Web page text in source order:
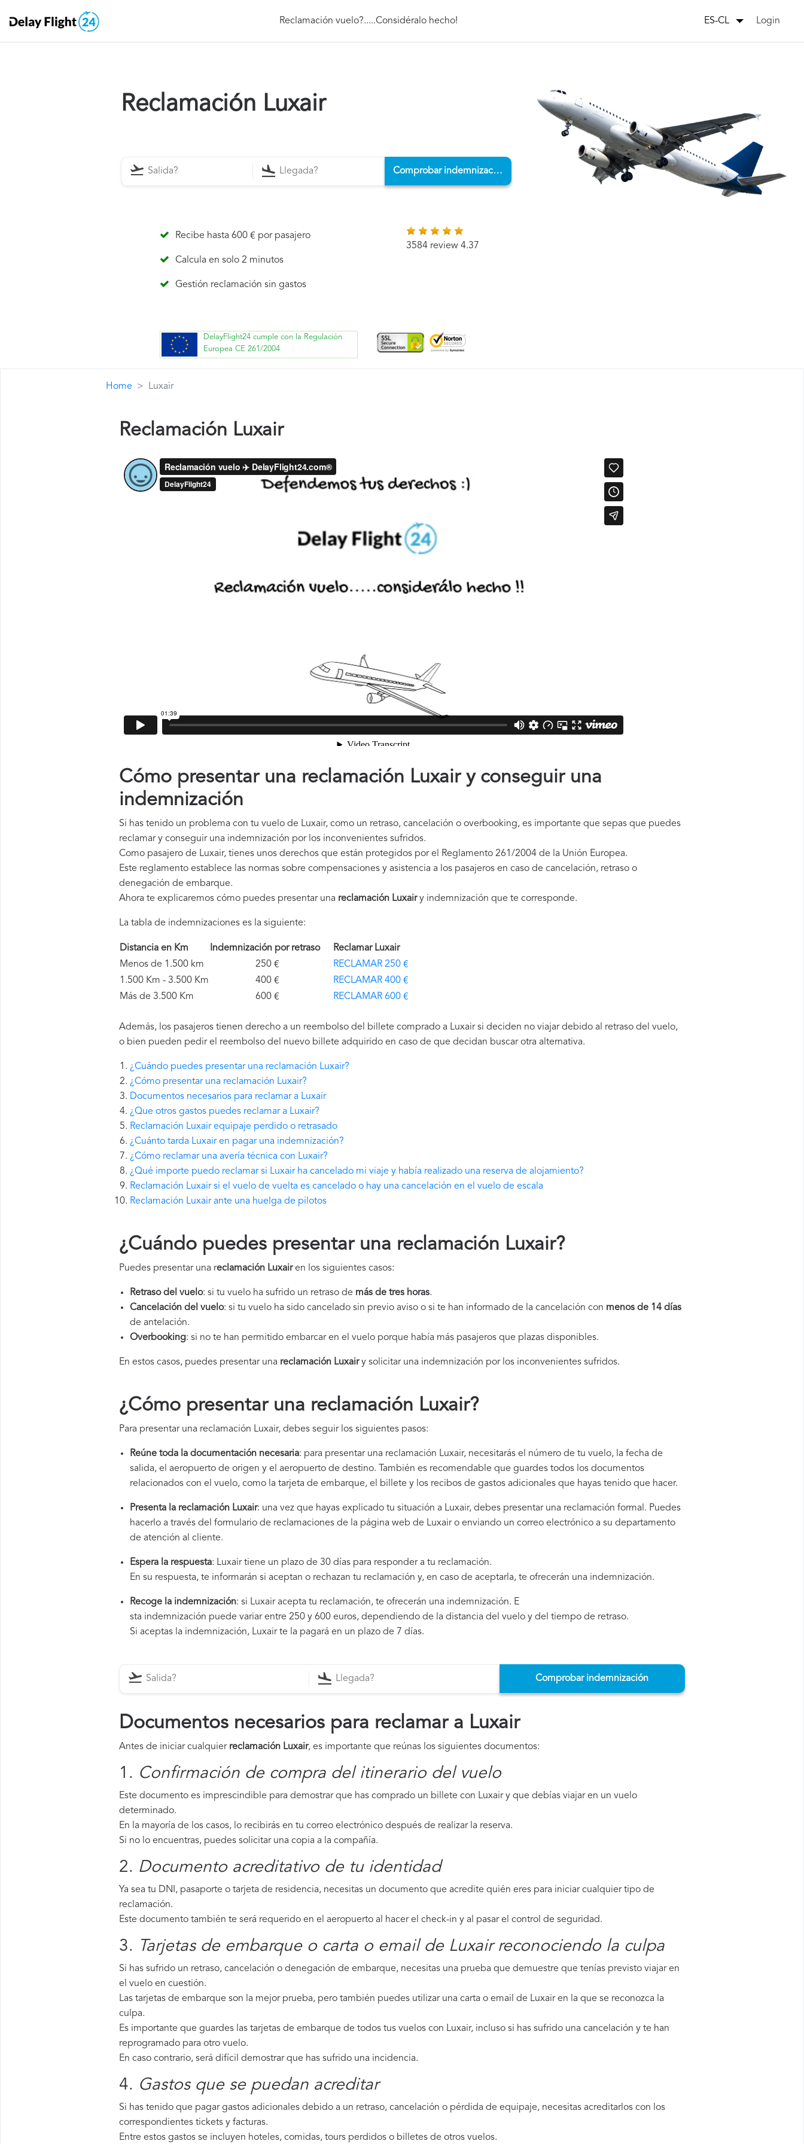
Reclamación vuelo?.....Considéralo hecho! ES-CL Login
Reclamación Luxair
Comprobar indemnización
Recibe hasta 600 € por pasajero
Calcula en solo 2 minutos
Gestión reclamación sin gastos
3584 review 4.37
DelayFlight24 cumple con la Regulación
Europea CE 261/2004
Home Luxair
Reclamación Luxair
Cómo presentar una reclamación Luxair y conseguir una
indemnización
Si has tenido un problema con tu vuelo de Luxair, como un retraso, cancelación o overbooking, es importante que sepas que puedes
reclamar y conseguir una indemnización por los inconvenientes sufridos.
Como pasajero de Luxair, tienes unos derechos que están protegidos por el Reglamento 261/2004 de la Unión Europea.
Este reglamento establece las normas sobre compensaciones y asistencia a los pasajeros en caso de cancelación, retraso o
denegación de embarque.
Ahora te explicaremos cómo puedes presentar una reclamación Luxairy indemnización que te corresponde.
La tabla de indemnizaciones es la siguiente:
Distancia en Km Indemnización por retraso
Reclamar Luxair
Menos de 1.500 km
250 €
RECLAMAR 250 €
1.500 Km - 3.500 Km
400 €
RECLAMAR 400 €
Más de 3.500 Km
600 € RECLAMAR 600 €
Además, los pasajeros tienen derecho a un reembolso del billete comprado a Luxair si deciden no viajar debido al retraso del vuelo,
o bien pueden pedir el reembolso del nuevo billete adquirido en caso de que decidan buscar otra alternativa.
¿Cuándo puedes presentar una reclamación Luxair?
¿Cómo presentar una reclamación Luxair?
Documentos necesarios para reclamar a Luxair
¿Que otros gastos puedes reclamar a Luxair?
Reclamación Luxair equipaje perdido o retrasado
¿Cuánto tarda Luxair en pagar una indemnización?
¿Cómo reclamar una avería técnica con Luxair?
¿Qué importe puedo reclamar si Luxair ha cancelado mi viaje y había realizado una reserva de alojamiento?
Reclamación Luxair si el vuelo de vuelta es cancelado o hay una cancelación en el vuelo de escala
Reclamación Luxair ante una huelga de pilotos
¿Cuándo puedes presentar una reclamación Luxair?
Puedes presentar una reclamación Luxairen los siguientes casos:
Retraso del vuelo: si tu vuelo ha sufrido un retraso de más de tres horas.
Cancelación del vuelo: si tu vuelo ha sido cancelado sin previo aviso o si te han informado de la cancelación con menos de 14 días
de antelación.
Overbooking: si no te han permitido embarcar en el vuelo porque había más pasajeros que plazas disponibles.
En estos casos, puedes presentar una reclamación Luxair​y solicitar una indemnización por los inconvenientes sufridos.
¿Cómo presentar una reclamación Luxair?
Para presentar una reclamación Luxair, debes seguir los siguientes pasos:
Reúne toda la documentación necesaria: para presentar una reclamación Luxair, necesitarás el número de tu vuelo, la fecha de
salida, el aeropuerto de origen y el aeropuerto de destino. También es recomendable que guardes todos los documentos
relacionados con el vuelo, como la tarjeta de embarque, el billete y los recibos de gastos adicionales que hayas tenido que hacer.
Presenta la reclamación Luxair: una vez que hayas explicado tu situación a Luxair, debes presentar una reclamación formal. Puedes
hacerlo a través del formulario de reclamaciones de la página web de Luxair o enviando un correo electrónico a su departamento
de atención al cliente.
Espera la respuesta: Luxair tiene un plazo de 30 días para responder a tu reclamación.
En su respuesta, te informarán si aceptan o rechazan tu reclamación y, en caso de aceptarla, te ofrecerán una indemnización.
Recoge la indemnización: si Luxair acepta tu reclamación, te ofrecerán una indemnización. E
sta indemnización puede variar entre 250 y 600 euros, dependiendo de la distancia del vuelo y del tiempo de retraso.
Si aceptas la indemnización, Luxair te la pagará en un plazo de 7 días.
Comprobar indemnización
Documentos necesarios para reclamar a Luxair
Antes de iniciar cualquier reclamación Luxair, es importante que reúnas los siguientes documentos:
1. Confirmación de compra del itinerario del vuelo
Este documento es imprescindible para demostrar que has comprado un billete con Luxair y que debías viajar en un vuelo
determinado.
En la mayoría de los casos, lo recibirás en tu correo electrónico después de realizar la reserva.
Si no lo encuentras, puedes solicitar una copia a la compañía.
2. Documento acreditativo de tu identidad
Ya sea tu DNI, pasaporte o tarjeta de residencia, necesitas un documento que acredite quién eres para iniciar cualquier tipo de
reclamación.
Este documento también te será requerido en el aeropuerto al hacer el check-in y al pasar el control de seguridad.
3. Tarjetas de embarque o carta o email de Luxair reconociendo la culpa
Si has sufrido un retraso, cancelación o denegación de embarque, necesitas una prueba que demuestre que tenías previsto viajar en
el vuelo en cuestión.
Las tarjetas de embarque son la mejor prueba, pero también puedes utilizar una carta o email de Luxair en la que se reconozca la
culpa.
Es importante que guardes las tarjetas de embarque de todos tus vuelos con Luxair, incluso si has sufrido una cancelación y te han
reprogramado para otro vuelo.
En caso contrario, será difícil demostrar que has sufrido una incidencia.
4. Gastos que se puedan acreditar
Si has tenido que pagar gastos adicionales debido a un retraso, cancelación o pérdida de equipaje, necesitas acreditarlos con los
correspondientes tickets y facturas.
Entre estos gastos se incluyen hoteles, comidas, tours perdidos o billetes de otros vuelos.